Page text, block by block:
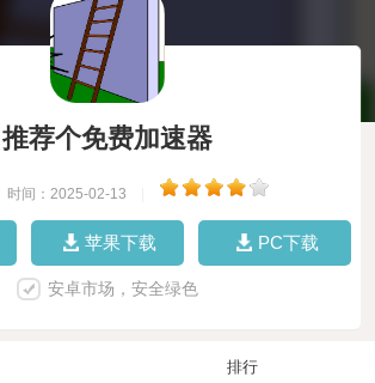
推荐个免费加速器
时间：2025-02-13
苹果下载 PC下载
安卓市场，安全绿色
排行